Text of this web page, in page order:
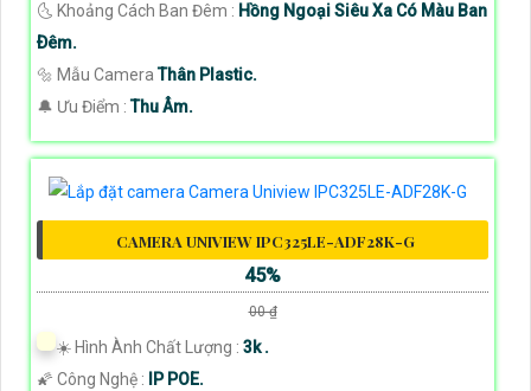
🌜 Khoảng Cách Ban Đêm : Hồng Ngoại Siêu Xa Có Màu Ban
Ðêm.
🔩 Mẫu CameraThân Plastic.
️🔔 Ưu Điểm :Thu Âm.
CAMERA UNIVIEW IPC325LE-ADF28K-G
45%
00 ₫
☀️ Hình Ành Chất Lượng : 3k .
🌠 Công Nghệ :
IP POE.